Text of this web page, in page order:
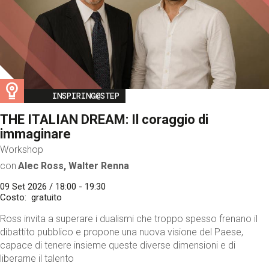
Image
INSPIRING@STEP
THE ITALIAN DREAM: Il coraggio di
immaginare
Workshop
con Alec Ross, Walter Renna
09 Set 2026 / 18:00 - 19:30
Costo
gratuito
Ross invita a superare i dualismi che troppo spesso frenano il
dibattito pubblico e propone una nuova visione del Paese,
capace di tenere insieme queste diverse dimensioni e di
liberarne il talento